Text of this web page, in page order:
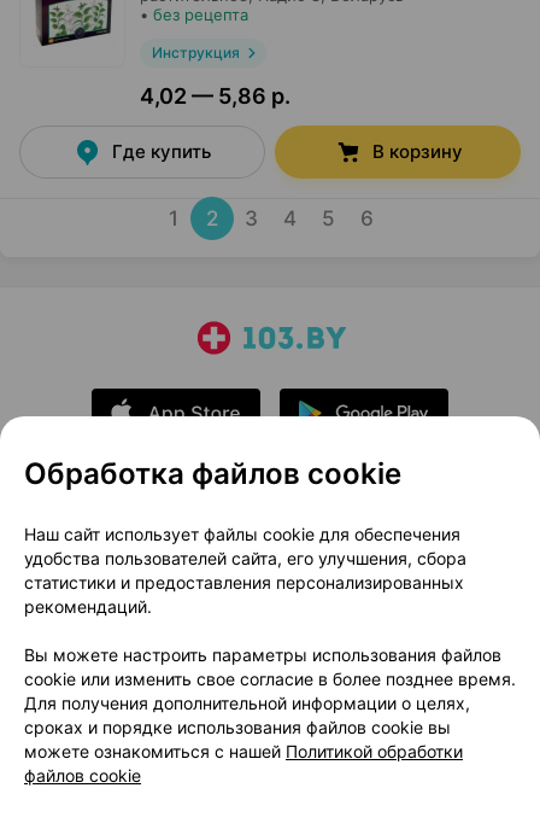
• без рецепта
Инструкция
4,02 — 5,86 р.
Где купить В корзину
1 2 3 4 5 6
О проекте
Новости проекта
Размещение рекламы
Медицинский маркетинг
Публичный договор
Доставка
Способы оплаты
Вакансии
Партнеры
Написать руководителю 103.by
Написать в поддержку
Персональные настройки Cookie
Обработка файлов cookie
Наш сайт использует файлы cookie для обеспечения
удобства пользователей сайта, его улучшения, сбора
статистики и предоставления персонализированных
рекомендаций.
Вы можете настроить параметры использования файлов
cookie или изменить свое согласие в более позднее время.
Для получения дополнительной информации о целях,
сроках и порядке использования файлов cookie вы
можете ознакомиться с нашей Политикой обработки
файлов cookie